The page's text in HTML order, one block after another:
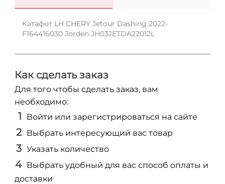
Катафот LH CHERY Jetour Dashing 2022-
F164416030 Jorden JH03JETDA22012L
Как сделать заказ
Для того чтобы сделать заказ, вам
необходимо:
Войти или зарегистрироваться на сайте
Выбрать интересующий вас товар
Указать количество
Выбрать удобный для вас способ оплаты и
доставки